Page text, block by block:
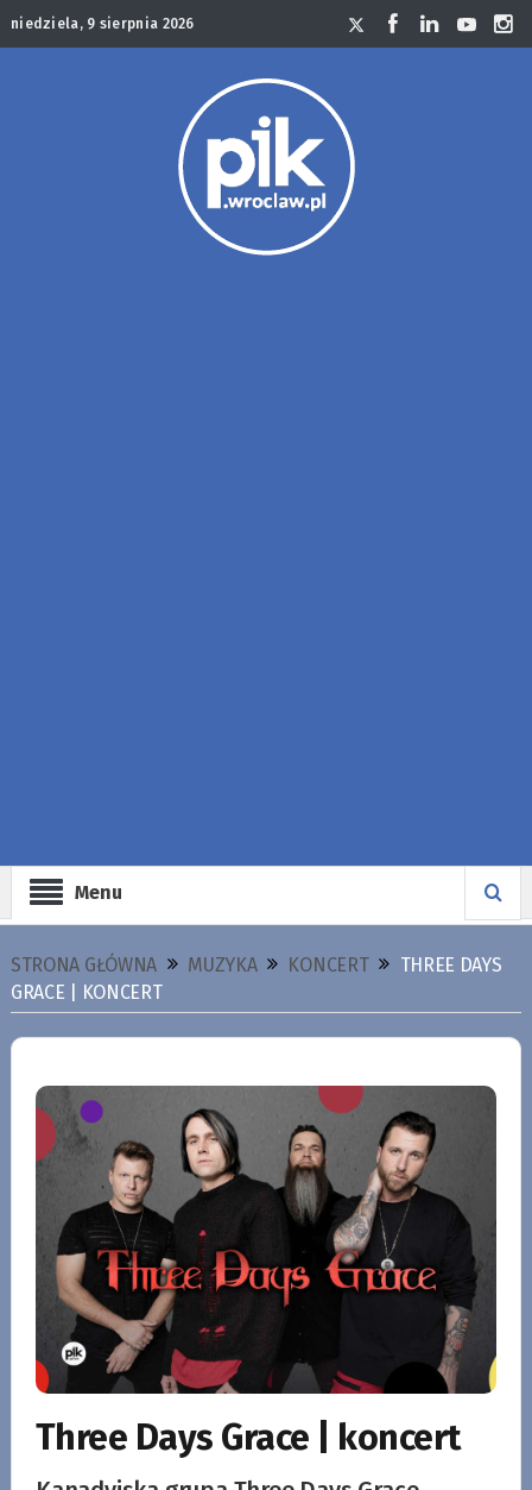
niedziela, 9 sierpnia 2026
Menu
STRONA GŁÓWNA MUZYKA KONCERT
THREE DAYS
GRACE | KONCERT
Three Days Grace | koncert